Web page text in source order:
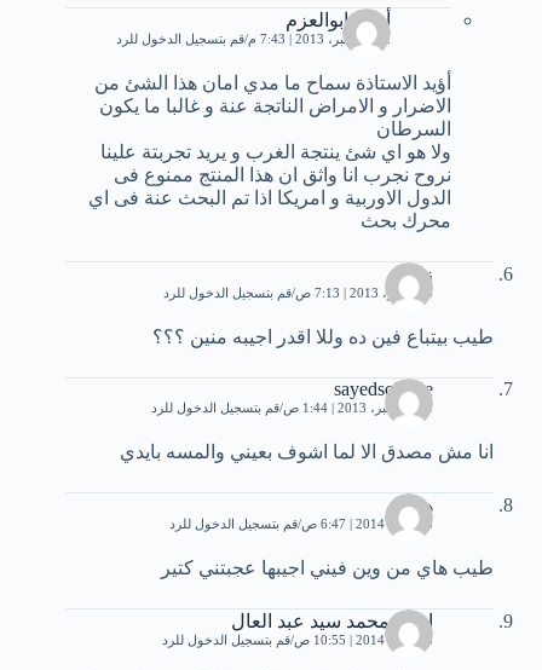
أحمد ابوالعزم
22 ديسمبر، 2013 | 7:43 م قم بتسجيل الدخول للرد
أؤيد الاستاذة سماح ما مدي امان هذا الشئ من
الاضرار و الامراض الناتجة عنة و غالبا ما يكون
السرطان
ولا هو اي شئ ينتجة الغرب و يريد تجربتة علينا
نروح نجرب انا واثق ان هذا المنتج ممنوع فى
الدول الاوربية و امريكا اذا تم البحث عنة فى اي
محرك بحث
زياد
4 نوفمبر، 2013 | 7:13 ص قم بتسجيل الدخول للرد
طيب بيتباع فين ده وللا اقدر اجيبه منين ؟؟؟
sayedscience
21 ديسمبر، 2013 | 1:44 ص قم بتسجيل الدخول للرد
انا مش مصدق الا لما اشوف بعيني والمسه بايدي
هبة
13 يناير، 2014 | 6:47 ص قم بتسجيل الدخول للرد
طيب‏ ‏هاي‏ ‏من‏ ‏وين‏ ‏فيني‏ ‏اجيبها‏ ‏عجبتني‏ ‏كتير
امينه محمد سيد عبد العال
13 يناير، 2014 | 10:55 ص قم بتسجيل الدخول للرد